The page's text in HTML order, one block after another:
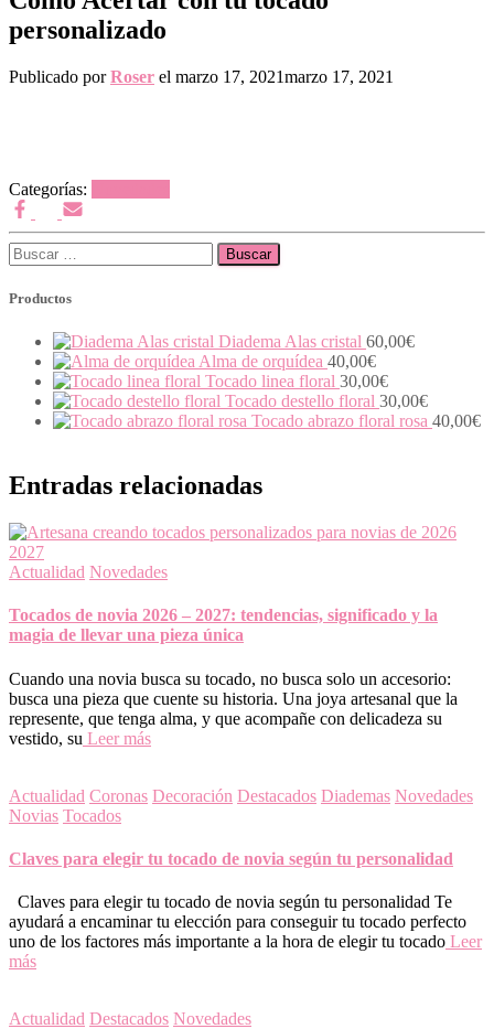
personalizado
Publicado porRoser el marzo 17, 2021marzo 17, 2021
Categorías:
Buscar:
Productos
Diadema Alas cristal 60,00€
Alma de orquídea 40,00€
Tocado linea floral 30,00€
Tocado destello floral 30,00€
Tocado abrazo floral rosa 40,00€
Entradas relacionadas
Actualidad Novedades
Tocados de novia 2026 – 2027: tendencias, significado y la
magia de llevar una pieza única
Cuando una novia busca su tocado, no busca solo un accesorio:
busca una pieza que cuente su historia. Una joya artesanal que la
represente, que tenga alma, y que acompañe con delicadeza su
vestido, su Leer más
Actualidad Coronas Decoración Destacados Diademas Novedades
Novias Tocados
Claves para elegir tu tocado de novia según tu personalidad
Claves para elegir tu tocado de novia según tu personalidad Te
ayudará a encaminar tu elección para conseguir tu tocado perfecto
uno de los factores más importante a la hora de elegir tu tocado Leer
más
Actualidad Destacados Novedades